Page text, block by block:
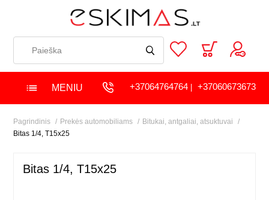
MENIU +37064764764| +37060673673
Pagrindinis Prekės automobiliams
Bitukai, antgaliai, atsuktuvai
Bitas 1/4, T15x25
Bitas 1/4, T15x25